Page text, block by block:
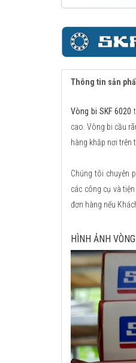
Thông tin sản
Vòng bi SKF 6020
cao. Vòng bi cầu
hàng khắp nơi trên
Chúng tôi chuyên
các công cụ và
đơn hàng nếu
HÌNH ẢNH